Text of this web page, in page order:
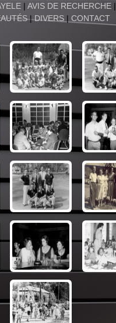
| AVIS DE RECHERCHE|
|DIVERS| CONTACT